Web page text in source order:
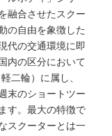
融合させたスクー
の自由を象徴した
代の交通環境に即
内の区分において
二輪）に属し、
末のショートツー
す。最大の特徴で
スクーターとは一